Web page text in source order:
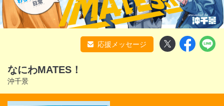
NEWS
持ち込み
なにわMATES！
沖千景
応援メッセージ